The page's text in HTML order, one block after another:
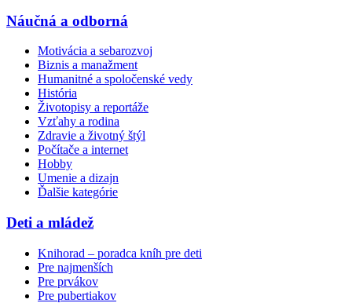
Náučná a odborná
Motivácia a sebarozvoj
Biznis a manažment
Humanitné a spoločenské vedy
História
Životopisy a reportáže
Vzťahy a rodina
Zdravie a životný štýl
Počítače a internet
Hobby
Umenie a dizajn
Ďalšie kategórie
Deti a mládež
Knihorad – poradca kníh pre deti
Pre najmenších
Pre prvákov
Pre pubertiakov